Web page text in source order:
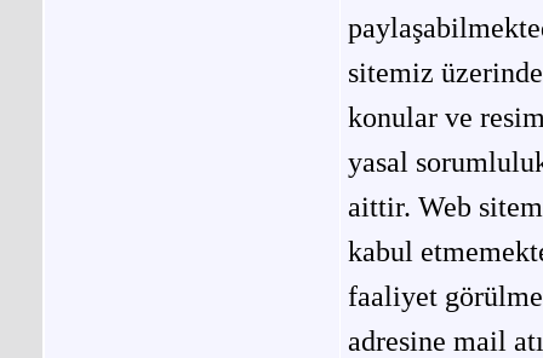
sitemiz
konular ve
yasal
aittir. Web
kabul
faaliyet
adresine mail